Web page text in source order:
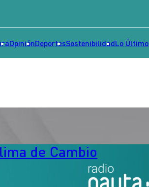
OpiniónDeportesSostenibilidadLo Último
de Cambio